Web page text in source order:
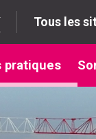
Tous les
pratiques